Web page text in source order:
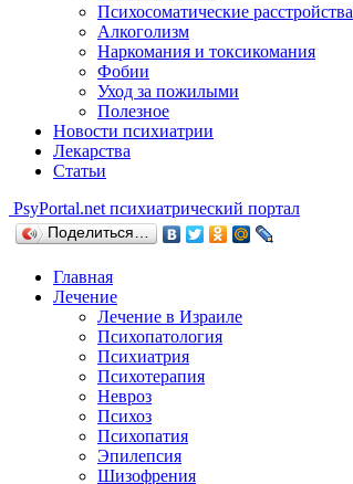
Психосоматические расстройства
Алкоголизм
Наркомания и токсикомания
Фобии
Уход за пожилыми
Полезное
Новости психиатрии
Лекарства
Статьи
PsyPortal.net психиатрический портал
Поделиться…
Главная
Лечение
Лечение в Израиле
Психопатология
Психиатрия
Психотерапия
Невроз
Психоз
Психопатия
Эпилепсия
Шизофрения